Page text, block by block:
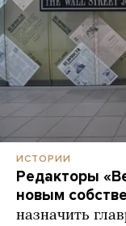
ИСТОРИИ
Редакторы
новым
назначить